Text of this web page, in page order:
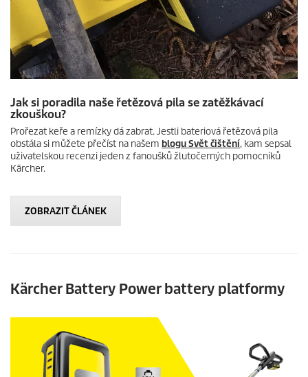
Jak si poradila naše řetězová pila se zatěžkávací
zkouškou?
Prořezat keře a remízky dá zabrat. Jestli bateriová řetězová pila
obstála si můžete přečíst na našem blogu Svět čištění, kam sepsal
uživatelskou recenzi jeden z fanoušků žlutočerných pomocníků
Kärcher.
ZOBRAZIT ČLÁNEK
Kärcher Battery Power battery platformy